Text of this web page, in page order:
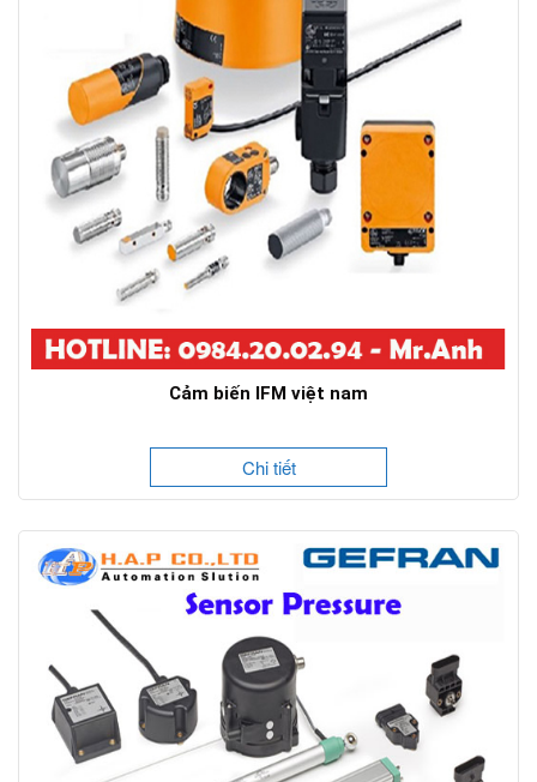
Cảm biến IFM việt nam
Chi tiết